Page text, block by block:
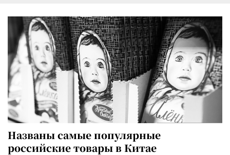
Названы самые популярные
российские товары в Китае